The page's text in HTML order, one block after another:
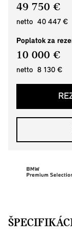
49 750 €
netto 40 447 €
Poplatok za
10 000 €
netto 8 130 €